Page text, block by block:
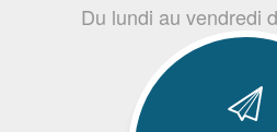
Du lundi au vendredi